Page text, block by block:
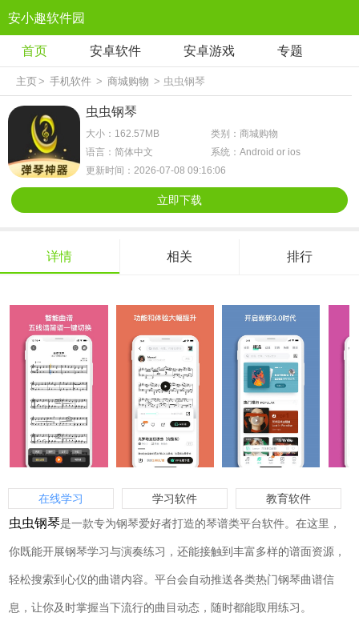
安小趣软件园
首页 安卓软件 安卓游戏 专题
主页> 手机软件 > 商城购物 > 虫虫钢琴
虫虫钢琴
大小：162.57MB
类别：商城购物
语言：简体中文
系统：Android or ios
更新时间：2026-07-08 09:16:06
立即下载
详情 相关 排行
在线学习 学习软件 教育软件
虫虫钢琴是一款专为钢琴爱好者打造的琴谱类平台软件。在这里，
你既能开展钢琴学习与演奏练习，还能接触到丰富多样的谱面资源，
轻松搜索到心仪的曲谱内容。平台会自动推送各类热门钢琴曲谱信
息，让你及时掌握当下流行的曲目动态，随时都能取用练习。